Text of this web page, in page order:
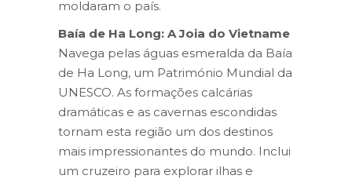
moldaram o país.
Baía de Ha Long: A Joia do Vietname
Navega pelas águas esmeralda da Baía
de Ha Long, um Património Mundial da
UNESCO. As formações calcárias
dramáticas e as cavernas escondidas
tornam esta região um dos destinos
mais impressionantes do mundo. Inclui
um cruzeiro para explorar ilhas e